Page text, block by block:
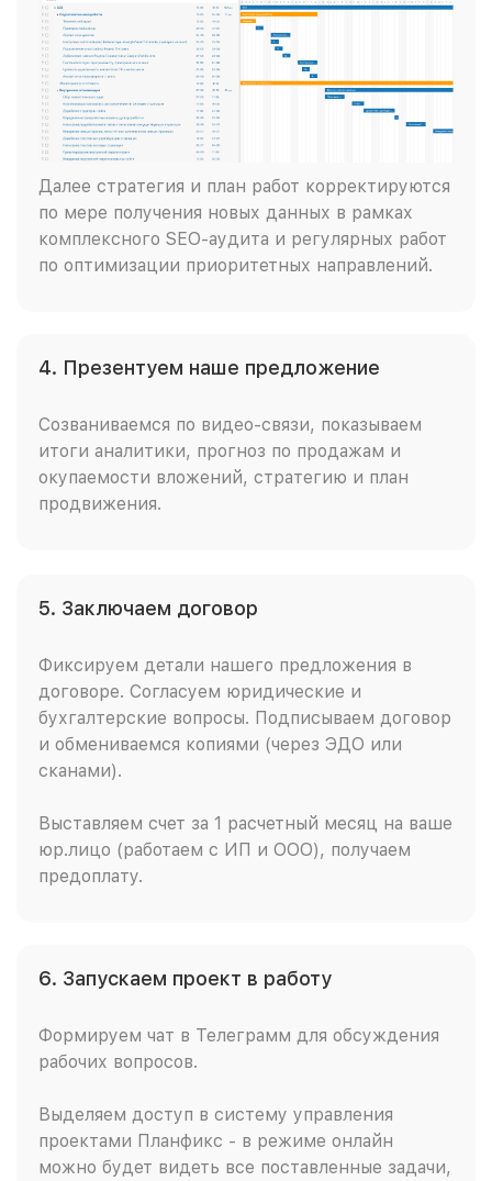
Далее стратегия и план работ корректируются
по мере получения новых данных в рамках
комплексного SEO-аудита и регулярных работ
по оптимизации приоритетных направлений.
4. Презентуем наше предложение
Созваниваемся по видео-связи, показываем
итоги аналитики, прогноз по продажам и
окупаемости вложений, стратегию и план
продвижения.
5. Заключаем договор
Фиксируем детали нашего предложения в
договоре. Согласуем юридические и
бухгалтерские вопросы. Подписываем договор
и обмениваемся копиями (через ЭДО или
сканами).
Выставляем счет за 1 расчетный месяц на ваше
юр.лицо (работаем с ИП и ООО), получаем
предоплату.
6. Запускаем проект в работу
Формируем чат в Телеграмм для обсуждения
рабочих вопросов.
Выделяем доступ в систему управления
проектами Планфикс - в режиме онлайн
можно будет видеть все поставленные задачи,